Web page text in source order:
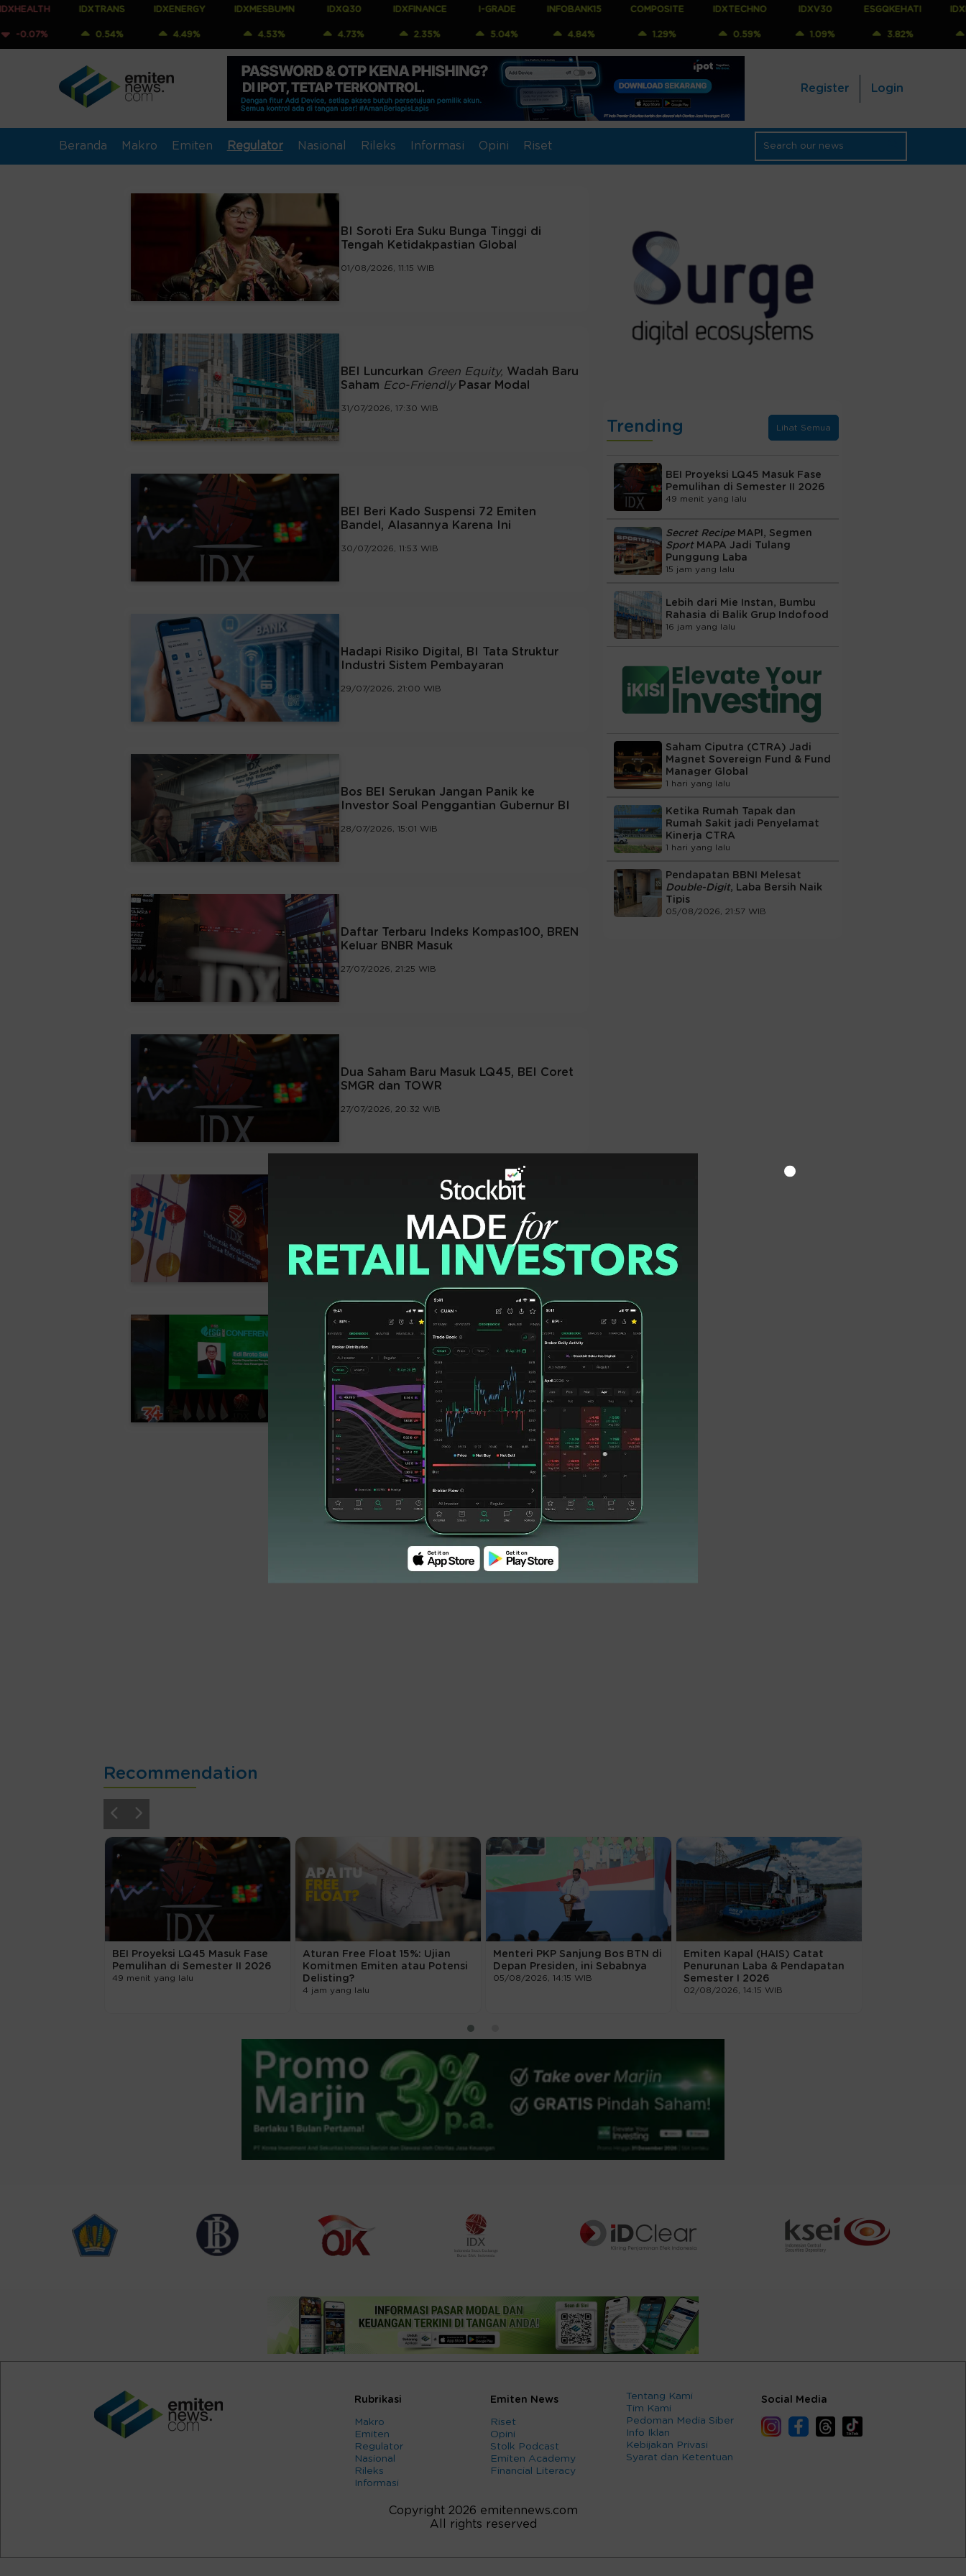
IDXTRANS
0.54%
IDXENERGY
4.49%
IDXMESBUMN IDXQ30
4.73%
IDXFINANCE
2.35%
I-GRADE
5.04%
INFOBANK15
4.84%
COMPOSITE IDXTECHNO
0.59%
IDXV30
1.09%
ESGQKEHATI
3.82%
IDXNONCYC
0.89%
Register Login
Beranda Makro Emiten Regulator Nasional Rileks Informasi Opini Riset
BI Soroti Era Suku Bunga Tinggi di
Tengah Ketidakpastian Global
01/08/2026, 11:15 WIB
BEI Luncurkan Green Equity, Wadah Baru
Saham Eco-FriendlyPasar Modal
31/07/2026, 17:30 WIB
BEI Beri Kado Suspensi 72 Emiten
Bandel, Alasannya Karena Ini
30/07/2026, 11:53 WIB
Hadapi Risiko Digital, BI Tata Struktur
Industri Sistem Pembayaran
29/07/2026, 21:00 WIB
Bos BEI Serukan Jangan Panik ke
Investor Soal Penggantian Gubernur BI
28/07/2026, 15:01 WIB
Daftar Terbaru Indeks Kompas100, BREN
Keluar BNBR Masuk
27/07/2026, 21:25 WIB
Dua Saham Baru Masuk LQ45, BEI Coret
SMGR dan TOWR
27/07/2026, 20:32 WIB
BEI Umumkan Daftar Terbaru Saham
LQ45, IDX30 dan IDX80
27/07/2026, 20:13 WIB
OJK Beber 4 Pilar Utama Roadmap
Pasar Modal Berkelanjutan 2026-2030
24/07/2026, 07:15 WIB
1 2 3 4 Last ›
Trending Lihat Semua
BEI Proyeksi LQ45 Masuk Fase
Pemulihan di Semester II 2026
49 menit yang lalu
Secret RecipeMAPI, Segmen
Sport MAPA Jadi Tulang
Punggung Laba
15 jam yang lalu
Lebih dari Mie Instan, Bumbu
Rahasia di Balik Grup Indofood
16 jam yang lalu
Saham Ciputra (CTRA) Jadi
Magnet Sovereign Fund & Fund
Manager Global
1 hari yang lalu
Ketika Rumah Tapak dan
Rumah Sakit jadi Penyelamat
Kinerja CTRA
1 hari yang lalu
Pendapatan BBNI Melesat
Double-Digit, Laba Bersih Naik
Tipis
05/08/2026, 21:57 WIB
Recommendation
BEI Proyeksi LQ45 Masuk Fase
Pemulihan di Semester II 2026
49 menit yang lalu
Aturan Free Float 15%: Ujian
Komitmen Emiten atau Potensi
Delisting?
4 jam yang lalu
Menteri PKP Sanjung Bos BTN di
Depan Presiden, ini Sebabnya
05/08/2026, 14:15 WIB
Emiten Kapal (HAIS) Catat
Penurunan Laba & Pendapatan
Semester I 2026
02/08/2026, 14:15 WIB
Rubrikasi
Makro
Emiten
Regulator
Nasional
Rileks
Informasi
Emiten News
Riset
Opini
Stolk Podcast
Emiten Academy
Financial Literacy
Tentang Kami
Tim Kami
Pedoman Media Siber
Info Iklan
Kebijakan Privasi
Syarat dan Ketentuan
Social Media
Copyright 2026 emitennews.com
All rights reserved